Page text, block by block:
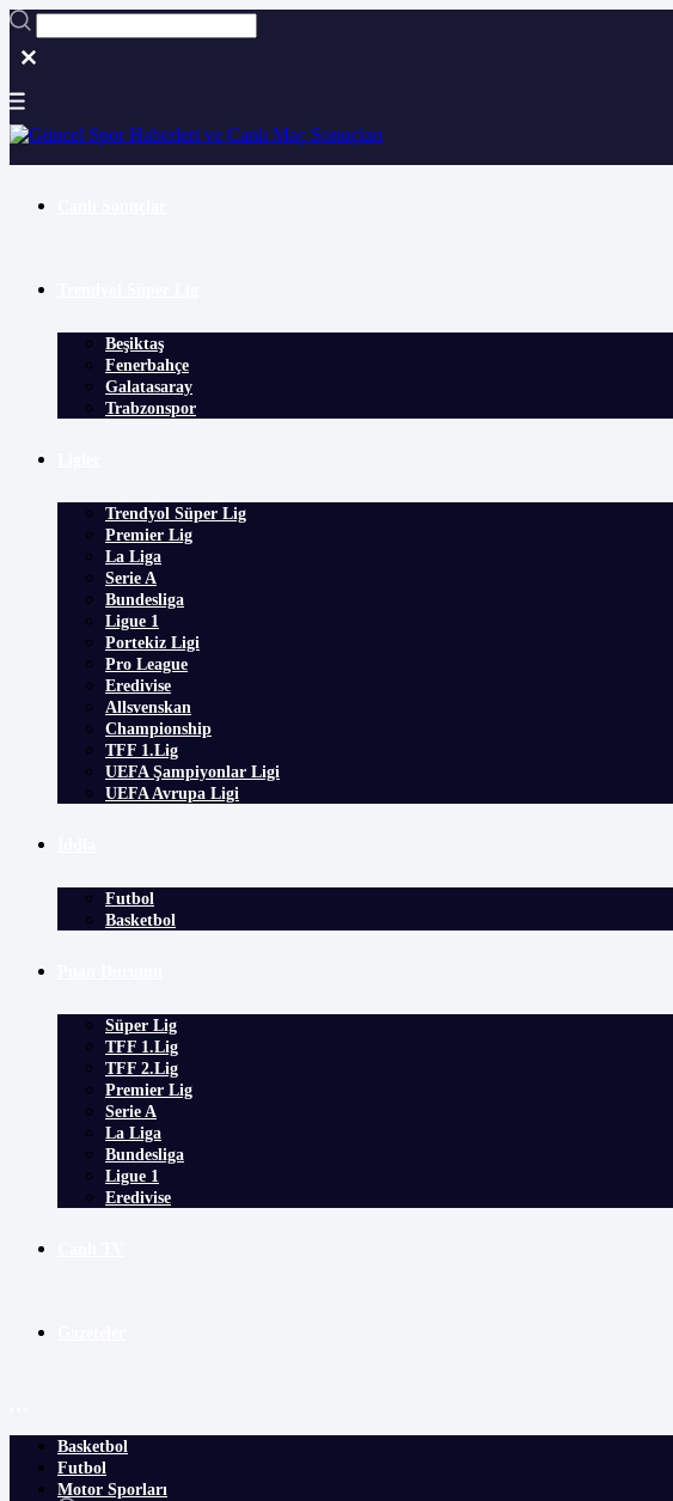
Beşiktaş
Fenerbahçe
Galatasaray
Trabzonspor
Trendyol Süper Lig
Premier Lig
La Liga
Serie A
Bundesliga
Ligue 1
Portekiz Ligi
Pro League
Eredivise
Allsvenskan
Championship
TFF 1.Lig
UEFA Şampiyonlar Ligi
UEFA Avrupa Ligi
Futbol
Basketbol
Süper Lig
TFF 1.Lig
TFF 2.Lig
Premier Lig
Serie A
La Liga
Bundesliga
Ligue 1
Eredivise
Basketbol
Futbol
Motor Sporları